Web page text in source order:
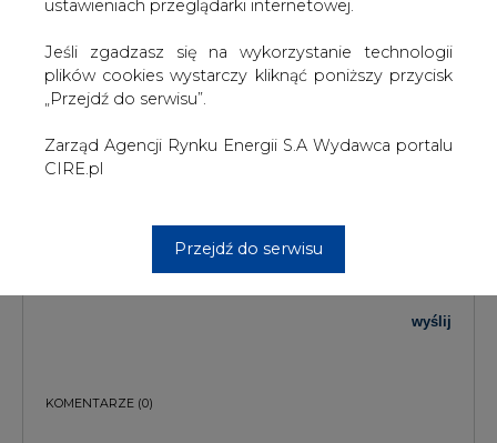
KOMENTARZE (0)
na otrzymywanie treści marketingowych w
postaci newslettera pocztą elektroniczną od
Agencji Rynku Energii S.A z siedzibą w